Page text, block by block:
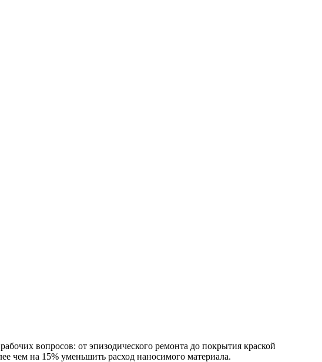
вопросов: от эпизодического ремонта до покрытия краской
чем на 15% уменьшить расход наносимого материала.